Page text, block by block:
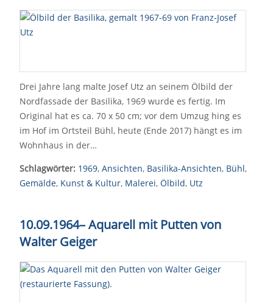
Drei Jahre lang malte Josef Utz an seinem Ölbild der
Nordfassade der Basilika, 1969 wurde es fertig. Im
Original hat es ca. 70 x 50 cm; vor dem Umzug hing es
im Hof im Ortsteil Bühl, heute (Ende 2017) hängt es im
Wohnhaus in der…
Schlagwörter: 1969, Ansichten, Basilika-Ansichten, Bühl,
Gemälde, Kunst & Kultur, Malerei, Ölbild, Utz
10.09.1964–Aquarell mit Putten von
Walter Geiger